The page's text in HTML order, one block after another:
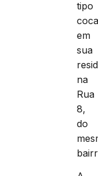
tipo
em
sua
na
Rua
8,
do